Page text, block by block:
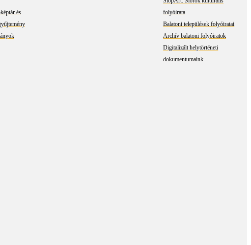
és
folyóirata
Balatoni települések folyóiratai
Archív balatoni folyóiratok
Digitalizált helytörténeti
dokumentumaink